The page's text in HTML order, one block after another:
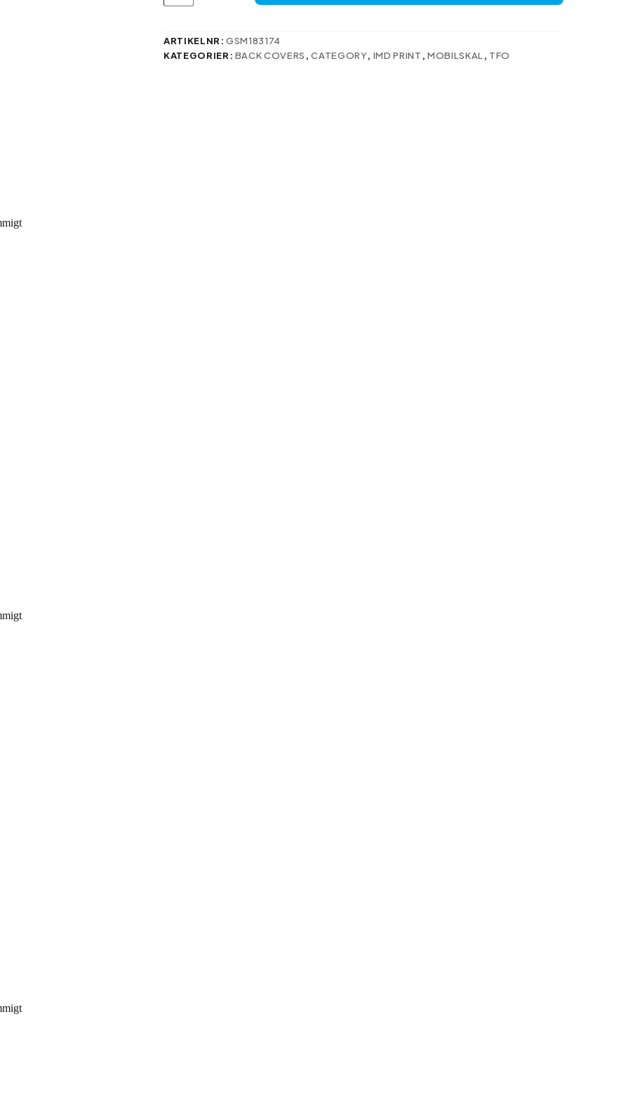
Galaxy
S24
ARTIKELNR:GSM183174
KATEGORIER: BACK COVERS ,CATEGORY, IMD PRINT , MOBILSKAL , TFO